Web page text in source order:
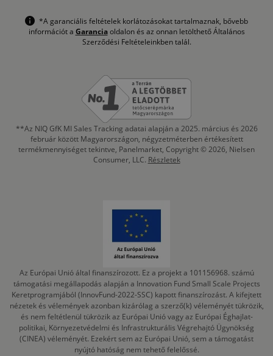
*A garanciális feltételek korlátozásokat tartalmaznak, bővebb
információt a Garanciaoldalon és az onnan letölthető Általános
Szerződési Feltételeinkben talál.
**Az NIQ GfK MI Sales Tracking adatai alapján a 2025. március és 2026
február között Magyarországon, négyzetméterben értékesített
termékmennyiséget tekintve, Panelmarket, Copyright © 2026, Nielsen
Consumer, LLC. Részletek
Az Európai Unió által finanszírozott. Ez a projekt a 101156968. számú
támogatási megállapodás alapján a Innovation Fund Small Scale Projects
Keretprogramjából (InnovFund-2022-SSC) kapott finanszírozást. A kifejtett
nézetek és vélemények azonban kizárólag a szerző(k) véleményét tükrözik,
és nem feltétlenül tükrözik az Európai Unió vagy az Európai Éghajlat-
politikai, Környezetvédelmi és Infrastrukturális Végrehajtó Ügynökség
(CINEA) véleményét. Ezekért sem az Európai Unió, sem a támogatást
nyújtó hatóság nem tehető felelőssé.